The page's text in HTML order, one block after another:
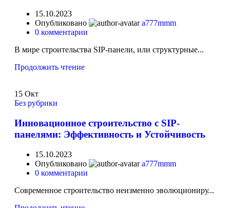
15.10.2023
Опубликовано
a777mmm
0 комментарии
В мире строительства SIP-панели, или структурные...
Продолжить чтение
15 Окт
Без рубрики
Инновационное строительство с SIP-
панелями: Эффективность и Устойчивость
15.10.2023
Опубликовано
a777mmm
0 комментарии
Современное строительство неизменно эволюциониру...